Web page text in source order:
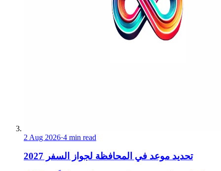
2 Aug 2026·4 min read
تحديد موعد في المحافظة لجواز السفر 2027